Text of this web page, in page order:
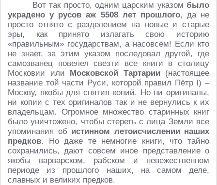
Вот так просто, одним царским указом было
украдено у русов аж 5508 лет прошлого, да не
просто отнято с разделением на новые и старые
эры, как принято излагать свою историю
«правильным» государствам, а насовсем! Если кто
не знает, за этим указом последовал другой, где
самозванец повелел свезти все книги в столицу
Московии или Московской Тартарии(настоящее
название той части Руси, которой правил Пётр I) –
Москву, якобы для снятия копий. Но ни оригиналы,
ни копии с тех оригиналов так и не вернулись к их
владельцам. Огромное множество старинных книг
было уничтожено, чтобы стереть с лица Земли все
упоминания об истинном летоисчислении наших
предков. Но даже те немногие книги, что тайно
сохранились, дают совсем иное представление о
якобы варварском, рабском и невежественном
периоде из прошлого наших, на самом деле,
славных и великих предков.